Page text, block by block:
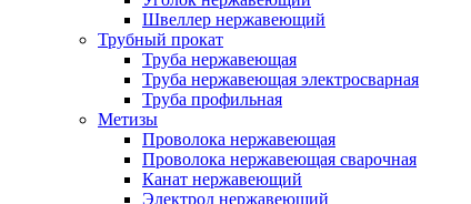
Швеллер нержавеющий
Трубный прокат
Труба нержавеющая
Труба нержавеющая электросварная
Труба профильная
Метизы
Проволока нержавеющая
Проволока нержавеющая сварочная
Канат нержавеющий
Электрод нержавеющий